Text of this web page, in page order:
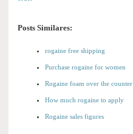
Posts Similares:
rogaine free shipping
Purchase rogaine for women
Rogaine foam over the counter
How much rogaine to apply
Rogaine sales figures